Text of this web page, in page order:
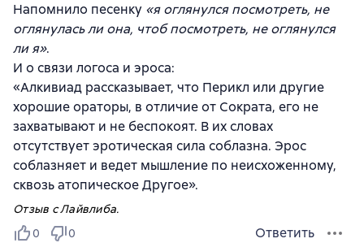
Напомнило песенку «я оглянулся посмотреть, не
оглянулась ли она, чтоб посмотреть, не оглянулся
ли я».
И о связи логоса и эроса:
«Алкивиад рассказывает, что Перикл или другие
хорошие ораторы, в отличие от Сократа, его не
захватывают и не беспокоят. В их словах
отсутствует эротическая сила соблазна. Эрос
соблазняет и ведет мышление по неисхоженному,
сквозь атопическое Другое».
Отзыв с Лайвлиба.
0
0 Ответить